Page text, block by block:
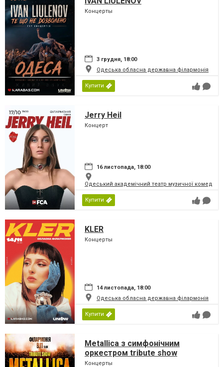
Концерты
3 грудня, 18:00
Одеська обласна державна філармонія
Купити
Jerry Heil
Концерт
16 листопада, 18:00
Одеський академічний театр музичної комедії
Купити
KLER
Концерты
14 листопада, 18:00
Одеська обласна державна філармонія
Купити
Metallica з симфонiчним
оркестром tribute show
Концерты